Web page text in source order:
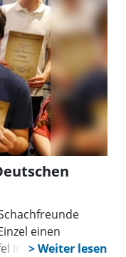
einen
in Dresden.